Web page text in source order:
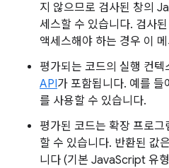
지 않으므로 검사된 창의
세스할 수 있습니다. 검사
액세스해야 하는 경우 이
평가되는 코드의 실행 컨텍
API가 포함됩니다. 예를 들
를 사용할 수 있습니다.
평가된 코드는 확장 프로
할 수 있습니다. 반환된 값
니다 (기본 JavaScript 유